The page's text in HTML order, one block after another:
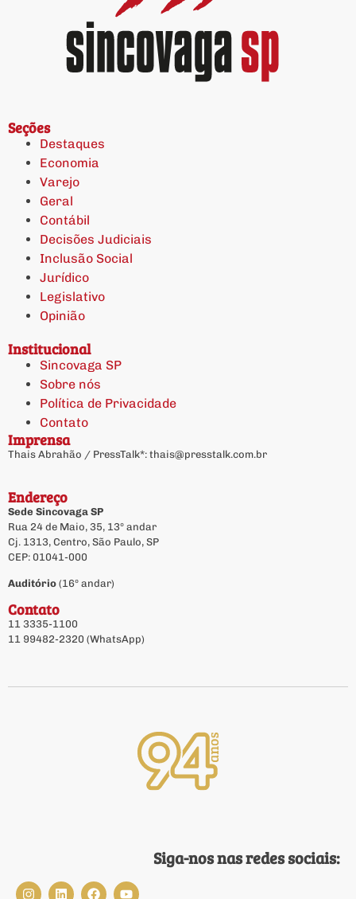
Seções
Destaques
Economia
Varejo
Geral
Contábil
Decisões Judiciais
Inclusão Social
Jurídico
Legislativo
Opinião
Institucional
Sincovaga SP
Sobre nós
Política de Privacidade
Contato
Imprensa
Thais Abrahão / PressTalk*: thais@presstalk.com.br
Endereço
Sede Sincovaga SP
Rua 24 de Maio, 35, 13º andar
Cj. 1313, Centro, São Paulo, SP
CEP: 01041-000
Auditório (16º andar)
Contato
11 3335-1100
11 99482-2320 (WhatsApp)
Siga-nos nas redes sociais: